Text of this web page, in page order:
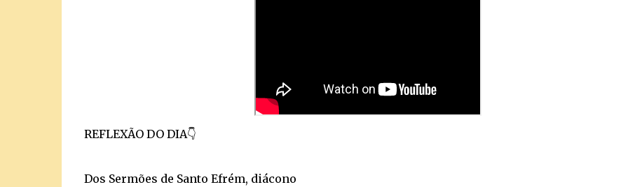
REFLEXÃO DO DIA👇
Dos Sermões de Santo Efrém, diácono